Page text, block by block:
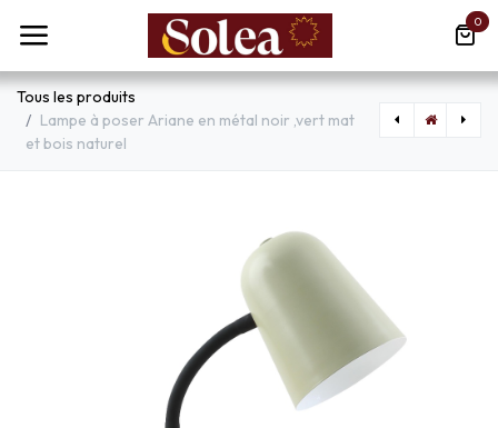
Se rendre au contenu
0
Tous les produits
Lampe à poser Ariane en métal noir ,vert mat
et bois naturel